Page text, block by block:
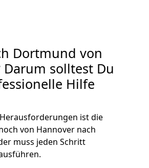
Dortmund von
Darum solltest Du
Hilfe
ist die
von Hannover nach
muss jeden Schritt